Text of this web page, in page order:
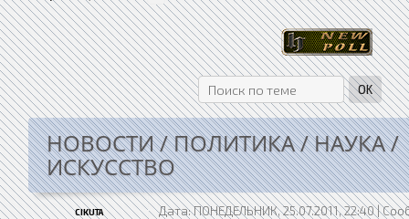
НОВОСТИ / ПОЛИТИКА / НАУКА /
ИСКУССТВО
CIKUTA Дата: ПОНЕДЕЛЬНИК, 25.07.2011, 22:40 |